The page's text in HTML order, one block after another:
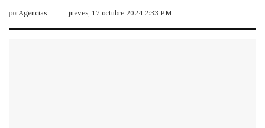
porAgencias jueves, 17 octubre 2024 2:33 PM